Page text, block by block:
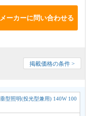
メーカーに問い合わせる
掲載価格の条件 >
型照明(投光型兼用) 140W 100